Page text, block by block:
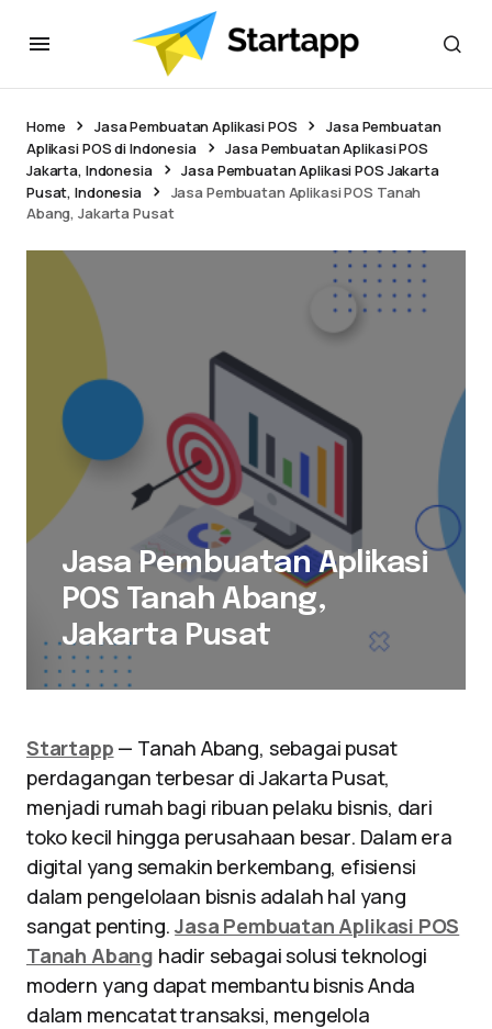
Home Jasa Pembuatan Aplikasi POS
Jasa Pembuatan
Aplikasi POS di Indonesia
Jasa Pembuatan Aplikasi POS
Jakarta, Indonesia
Jasa Pembuatan Aplikasi POS Jakarta
Pusat, Indonesia
Jasa Pembuatan Aplikasi POS Tanah
Abang, Jakarta Pusat
Jasa Pembuatan Aplikasi
POS Tanah Abang,
Jakarta Pusat
Startapp — Tanah Abang, sebagai pusat
perdagangan terbesar di Jakarta Pusat,
menjadi rumah bagi ribuan pelaku bisnis, dari
toko kecil hingga perusahaan besar. Dalam era
digital yang semakin berkembang, efisiensi
dalam pengelolaan bisnis adalah hal yang
sangat penting.Jasa Pembuatan Aplikasi POS
Tanah Abang hadir sebagai solusi teknologi
modern yang dapat membantu bisnis Anda
dalam mencatat transaksi, mengelola